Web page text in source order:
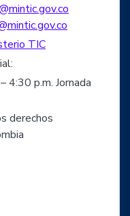
TIC
4:30 p.m. Jornada
derechos